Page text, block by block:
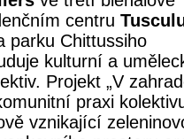
centru
parku Chittussiho
kulturní a
Projekt „V
praxi
vznikající